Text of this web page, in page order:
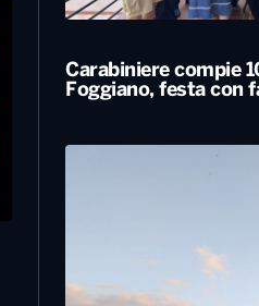
Carabiniere compie
Foggiano, festa con